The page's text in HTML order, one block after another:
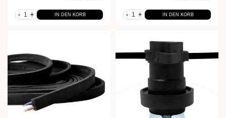
- + IN DEN KORB - + IN DEN KORB